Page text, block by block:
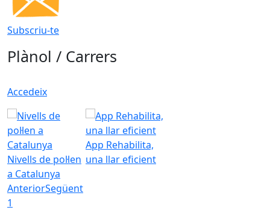
Subscriu-te
Plànol / Carrers
Accedeix
Nivells de pol·len
a Catalunya
App Rehabilita,
una llar eficient
AnteriorSegüent
1